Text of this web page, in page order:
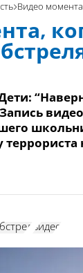
Видео момента, когда
видео